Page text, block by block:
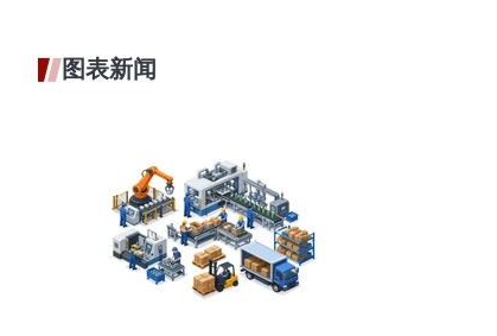
图表新闻